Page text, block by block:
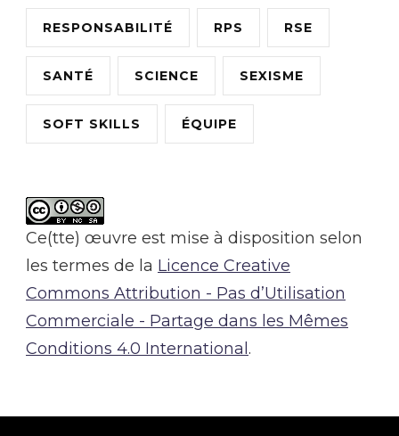
RESPONSABILITÉ RPS RSE
SANTÉ SCIENCE SEXISME
SOFT SKILLS ÉQUIPE
Ce(tte) œuvre est mise à disposition selon
les termes de la Licence Creative
Commons Attribution - Pas d’Utilisation
Commerciale - Partage dans les Mêmes
Conditions 4.0 International.